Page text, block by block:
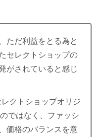
ただ利益をとる為と
セレクトショップの
がされていると感じ
クトショップオリジ
ではなく、ファッシ
価格のバランスを意